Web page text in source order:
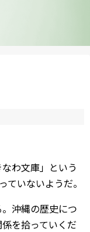
わ文庫」という
いないようだ。
沖縄の歴史につ
を拾っていくだ